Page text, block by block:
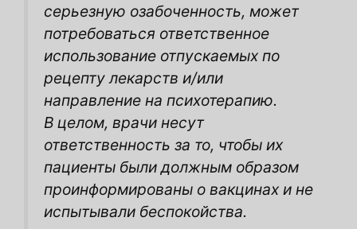
серьезную озабоченность, может
потребоваться ответственное
использование отпускаемых по
рецепту лекарств и/или
направление на психотерапию.
В целом, врачи несут
ответственность за то, чтобы их
пациенты были должным образом
проинформированы о вакцинах и не
испытывали беспокойства.